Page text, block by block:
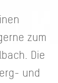
zum
Die
und